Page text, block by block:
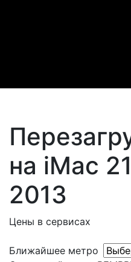
на iMac
2013
Цены в сервисах
Ближайшее метро